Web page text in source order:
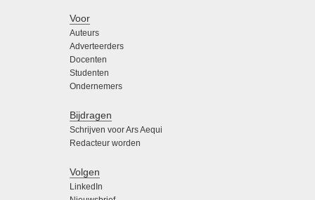
Voor
Auteurs
Adverteerders
Docenten
Studenten
Ondernemers
Bijdragen
Schrijven voor Ars Aequi
Redacteur worden
Volgen
LinkedIn